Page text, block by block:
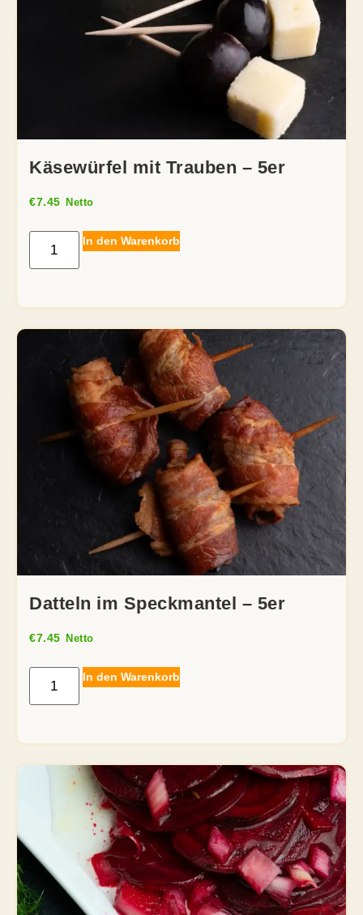
Käsewürfel mit Trauben – 5er
€7.45 Netto
In den Warenkorb
Datteln im Speckmantel – 5er
€7.45 Netto
In den Warenkorb